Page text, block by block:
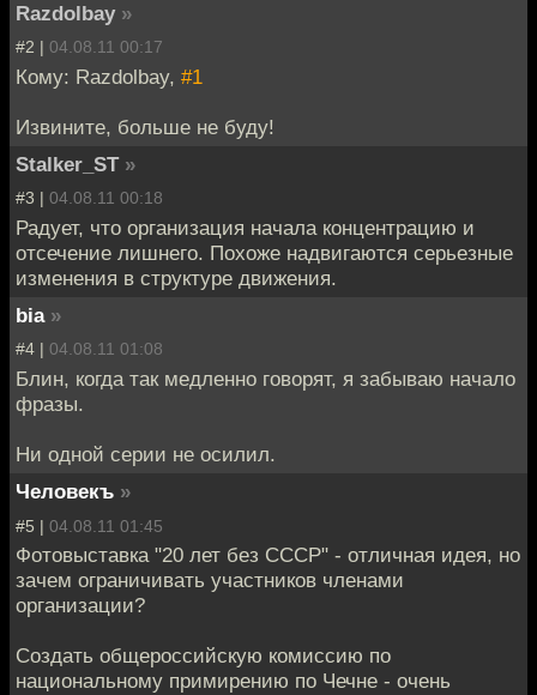
Razdolbay »
#2 | 04.08.11 00:17
Кому: Razdolbay, #1
Извините, больше не буду!
Stalker_ST »
#3 | 04.08.11 00:18
Радует, что организация начала концентрацию и
отсечение лишнего. Похоже надвигаются серьезные
изменения в структуре движения.
bia »
#4 | 04.08.11 01:08
Блин, когда так медленно говорят, я забываю начало
фразы.
Ни одной серии не осилил.
Человекъ »
#5 | 04.08.11 01:45
Фотовыставка "20 лет без СССР" - отличная идея, но
зачем ограничивать участников членами
организации?
Создать общероссийскую комиссию по
национальному примирению по Чечне - очень